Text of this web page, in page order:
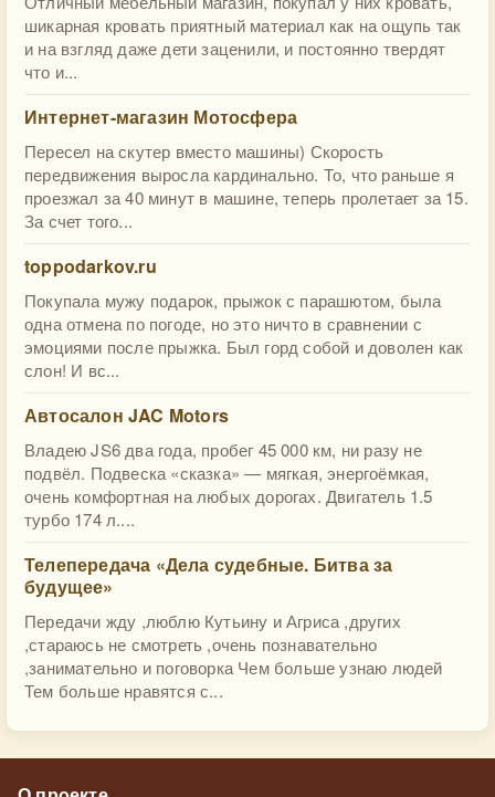
шикарная кровать приятный материал как на ощупь так
и на взгляд даже дети заценили, и постоянно твердят
что и...
Интернет-магазин Мотосфера
Пересел на скутер вместо машины) Скорость
передвижения выросла кардинально. То, что раньше я
проезжал за 40 минут в машине, теперь пролетает за 15.
За счет того...
toppodarkov.ru
Покупала мужу подарок, прыжок с парашютом, была
одна отмена по погоде, но это ничто в сравнении с
эмоциями после прыжка. Был горд собой и доволен как
слон! И вс...
Автосалон JAC Motors
Владею JS6 два года, пробег 45 000 км, ни разу не
подвёл. Подвеска «сказка» — мягкая, энергоёмкая,
очень комфортная на любых дорогах. Двигатель 1.5
турбо 174 л....
Телепередача «Дела судебные. Битва за
будущее»
Передачи жду ,люблю Кутьину и Агриса ,других
,стараюсь не смотреть ,очень познавательно
,занимательно и поговорка Чем больше узнаю людей
Тем больше нравятся с...